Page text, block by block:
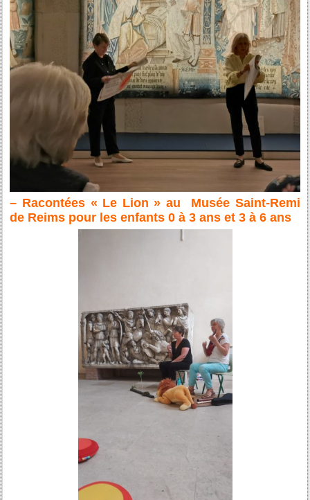
– Racontées « Le Lion » au Musée Saint-Remi
de Reims pour les enfants 0 à 3 ans et 3 à 6 ans